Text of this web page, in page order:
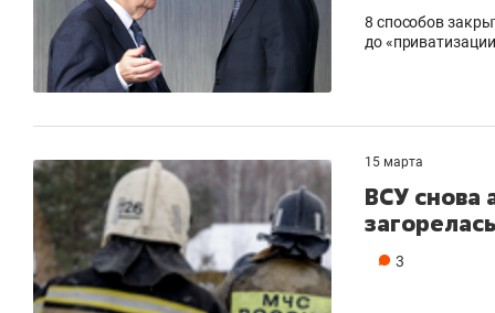
8 способов
до
15 марта
ВСУ снова
3